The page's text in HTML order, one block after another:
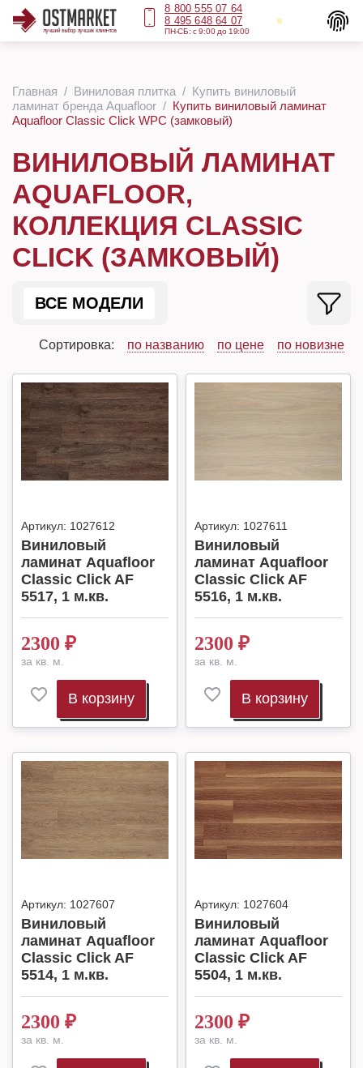
8 800 555 07 64
8 495 648 64 07
ПН-СБ: с 9:00 до 19:00
Главная Виниловая плитка
Купить виниловый
ламинат бренда Aquafloor
Купить виниловый ламинат
Aquafloor Classic Click WPC (замковый)
ВИНИЛОВЫЙ ЛАМИНАТ
AQUAFLOOR,
КОЛЛЕКЦИЯ CLASSIC
CLICK (ЗАМКОВЫЙ)
ВСЕ МОДЕЛИ
Сортировка: по названию по цене по новизне
Артикул: 1027612
Виниловый
ламинат Aquafloor
Classic Click AF
5517, 1 м.кв.
2300 ₽
за кв. м.
В корзину
Артикул: 1027611
Виниловый
ламинат Aquafloor
Classic Click AF
5516, 1 м.кв.
2300 ₽
за кв. м.
В корзину
Артикул: 1027607
Виниловый
ламинат Aquafloor
Classic Click AF
5514, 1 м.кв.
2300 ₽
за кв. м.
Артикул: 1027604
Виниловый
ламинат Aquafloor
Classic Click AF
5504, 1 м.кв.
2300 ₽
за кв. м.